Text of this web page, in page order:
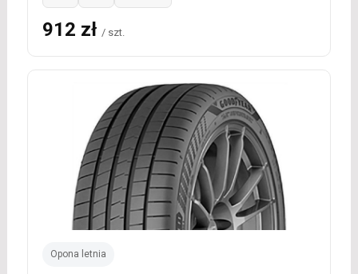
912 zł / szt.
Opona letnia